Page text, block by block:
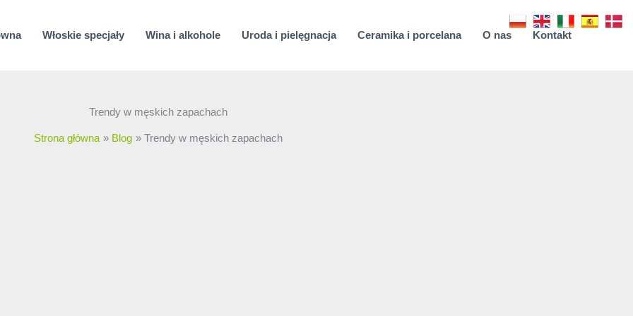
Włoskie specjały Wina i alkohole Uroda i pielęgnacja Ceramika i porcelana O nas Kontakt
Trendy w męskich zapachach
Strona główna Blog Trendy w męskich zapachach